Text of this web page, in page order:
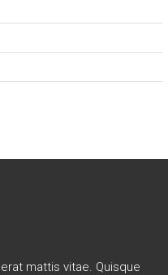
mattis vitae. Quisque